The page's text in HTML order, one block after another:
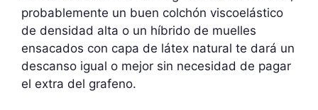
probablemente un buen colchón viscoelástico
de densidad alta o un híbrido de muelles
ensacados con capa de látex natural te dará un
descanso igual o mejor sin necesidad de pagar
el extra del grafeno.